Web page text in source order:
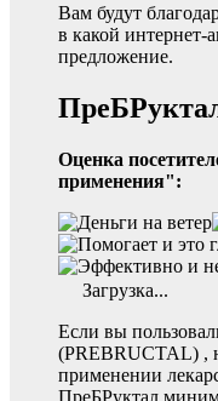
Вам будут
в какой интернет-
предложение.
Оценка
применения":
Загрузка...
Если вы
(PREBRUCTAL) ,
применении
ПреБРуктал